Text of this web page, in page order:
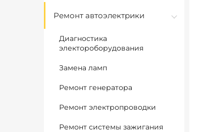
Ремонт автоэлектрики
Диагностика
электороборудования
Замена ламп
Ремонт генератора
Ремонт электропроводки
Ремонт системы зажигания